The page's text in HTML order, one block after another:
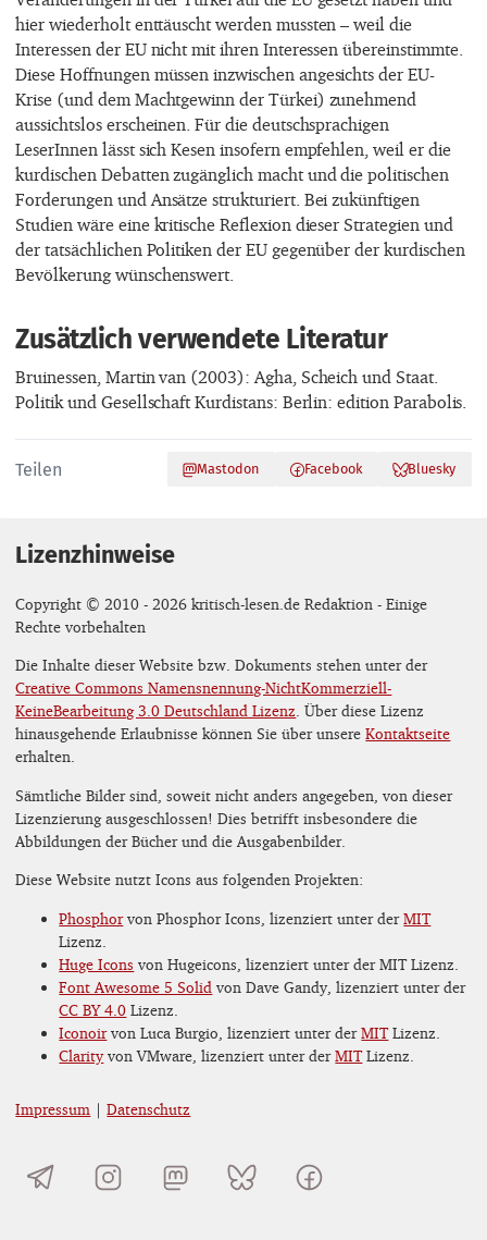
hier wiederholt enttäuscht werden mussten – weil die
Interessen der EU nicht mit ihren Interessen übereinstimmte.
Diese Hoffnungen müssen inzwischen angesichts der EU-
Krise (und dem Machtgewinn der Türkei) zunehmend
aussichtslos erscheinen. Für die deutschsprachigen
LeserInnen lässt sich Kesen insofern empfehlen, weil er die
kurdischen Debatten zugänglich macht und die politischen
Forderungen und Ansätze strukturiert. Bei zukünftigen
Studien wäre eine kritische Reflexion dieser Strategien und
der tatsächlichen Politiken der EU gegenüber der kurdischen
Bevölkerung wünschenswert.
Zusätzlich verwendete Literatur
Bruinessen, Martin van (2003): Agha, Scheich und Staat.
Politik und Gesellschaft Kurdistans: Berlin: edition Parabolis.
Teilen Mastodon Facebook Bluesky
Lizenzhinweise
Copyright © 2010 - 2026 kritisch-lesen.de Redaktion - Einige
Rechte vorbehalten
Die Inhalte dieser Website bzw. Dokuments stehen unter der
Creative Commons Namensnennung-NichtKommerziell-
KeineBearbeitung 3.0 Deutschland Lizenz . Über diese Lizenz
hinausgehende Erlaubnisse können Sie über unsereKontaktseite
erhalten.
Sämtliche Bilder sind, soweit nicht anders angegeben, von dieser
Lizenzierung ausgeschlossen! Dies betrifft insbesondere die
Abbildungen der Bücher und die Ausgabenbilder.
Diese Website nutzt Icons aus folgenden Projekten:
Phosphorvon Phosphor Icons, lizenziert unter derMIT
Lizenz.
Huge Icons von Hugeicons, lizenziert unter der MIT Lizenz.
Font Awesome 5 Solid von Dave Gandy, lizenziert unter der
CC BY 4.0 Lizenz.
Iconoirvon Luca Burgio, lizenziert unter derMITLizenz.
Clarityvon VMware, lizenziert unter derMITLizenz.
Impressum |Datenschutz